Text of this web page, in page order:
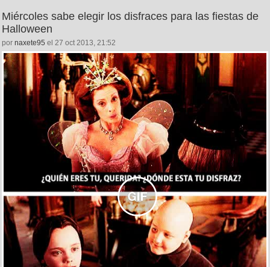
Miércoles sabe elegir los disfraces para las fiestas de
Halloween
por naxete95 el 27 oct 2013, 21:52